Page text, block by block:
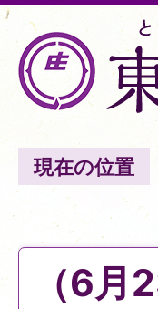
現在の位置
（6